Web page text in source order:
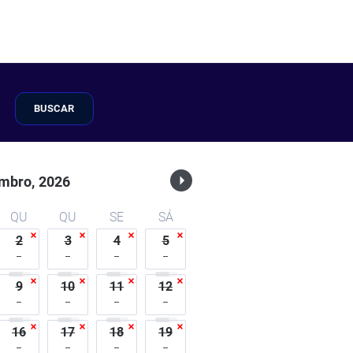
BUSCAR
2026
QU QU SE
SÁ
2 3 4 5
9 10 11 12
16 17 18 19